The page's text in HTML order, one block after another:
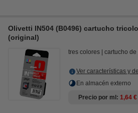
Olivetti IN504 (B0496) cartucho
(original)
tres colores cartucho de
Ver características y
En almacén externo
Precio por ml
1,64 €